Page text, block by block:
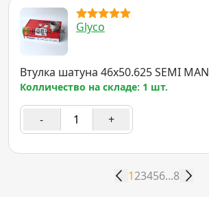
Glyco
Втулка шатуна 46x50.625 SEMI
Колличество на складе: 1 шт.
- +
123456...8